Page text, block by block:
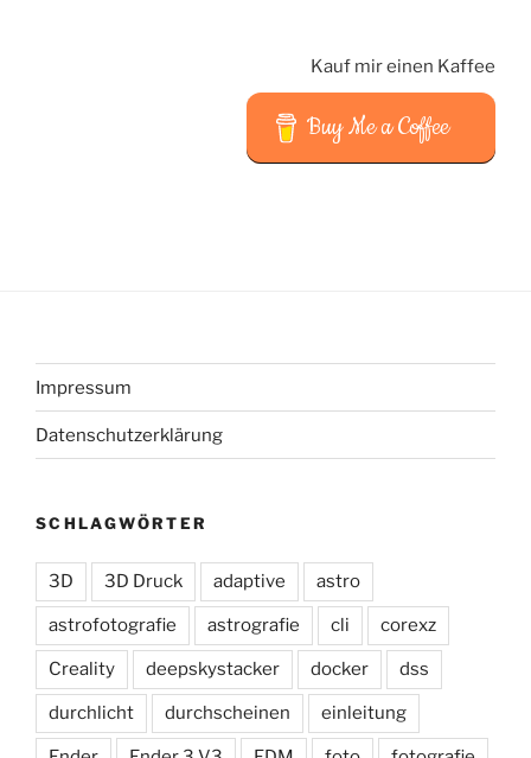
Kauf mir einen Kaffee
Buy Me a Coffee
Impressum
Datenschutzerklärung
SCHLAGWÖRTER
3D 3D Druck adaptive astro
astrofotografie astrografie cli corexz
Creality deepskystacker docker dss
durchlicht durchscheinen einleitung